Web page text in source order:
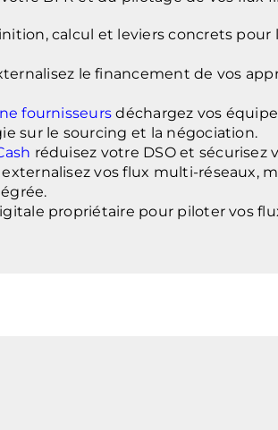
calcul et leviers concrets pour
le financement de vos
fournisseurs déchargez vos
sur le sourcing et la négociation.
réduisez votre DSO et sécurisez
externalisez vos flux multi-réseaux,
propriétaire pour piloter vos